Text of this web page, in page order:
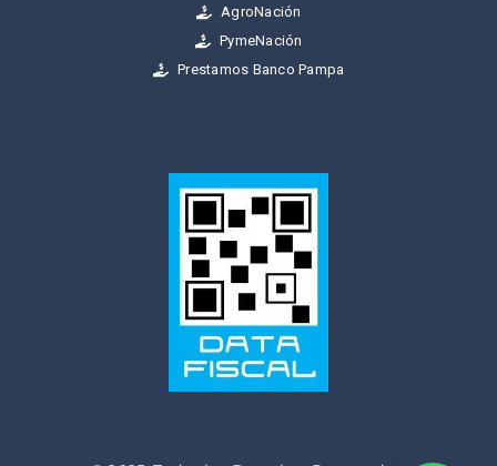
AgroNación
PymeNación
Prestamos Banco Pampa